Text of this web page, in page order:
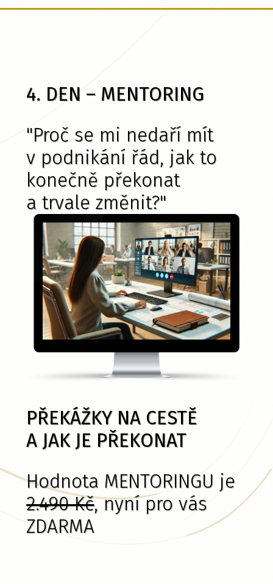
4. DEN – MENTORING
"Proč se mi nedaří mít
v podnikání řád, jak to
konečně překonat
a trvale změnit?"
PŘEKÁŽKY NA CESTĚ
A JAK JE PŘEKONAT
Hodnota MENTORINGU je
2.490 Kč, nyní pro vás
ZDARMA